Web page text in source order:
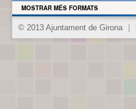
MOSTRAR MÉS FORMATS
© 2013 Ajuntament de Girona